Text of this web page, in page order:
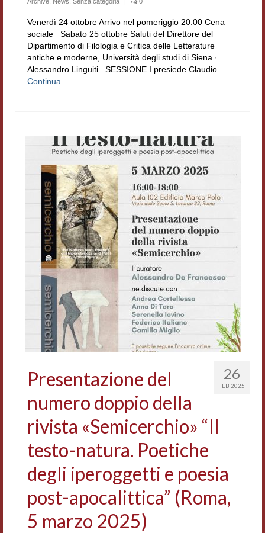
Venerdì 24 ottobre Arrivo nel pomeriggio 20.00 Cena
sociale Sabato 25 ottobre Saluti del Direttore del
Dipartimento di Filologia e Critica delle Letterature
antiche e moderne, Università degli studi di Siena ·
Alessandro Linguiti SESSIONE I presiede Claudio …
Continua
26
FEB 2025
Presentazione del
numero doppio della
rivista «Semicerchio» “Il
testo-natura. Poetiche
degli iperoggetti e poesia
post-apocalittica” (Roma,
5 marzo 2025)